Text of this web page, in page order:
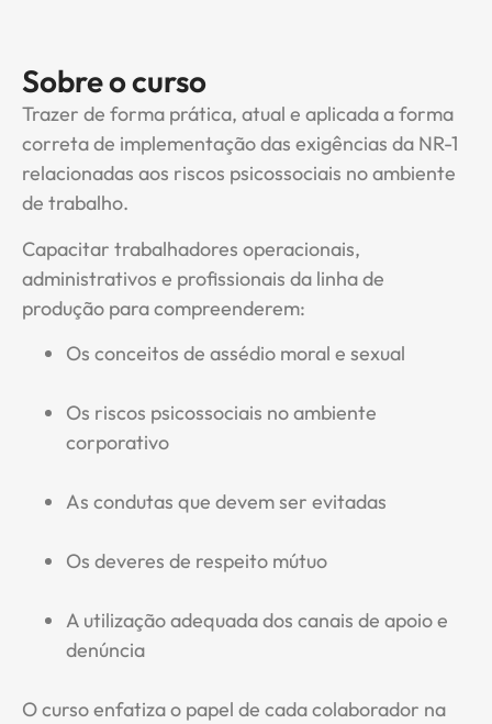
Sobre o curso
Trazer de forma prática, atual e aplicada a forma
correta de implementação das exigências da NR-1
relacionadas aos riscos psicossociais no ambiente
de trabalho.
Capacitar trabalhadores operacionais,
administrativos e profissionais da linha de
produção para compreenderem:
Os conceitos de assédio moral e sexual
Os riscos psicossociais no ambiente
corporativo
As condutas que devem ser evitadas
Os deveres de respeito mútuo
A utilização adequada dos canais de apoio e
denúncia
O curso enfatiza o papel de cada colaborador na